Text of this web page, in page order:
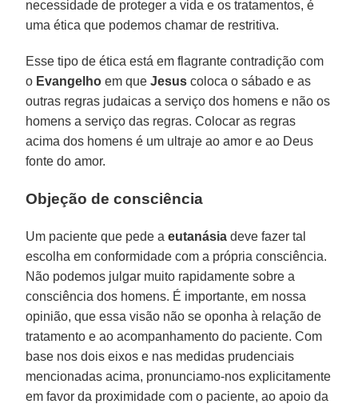
necessidade de proteger a vida e os tratamentos, é
uma ética que podemos chamar de restritiva.
Esse tipo de ética está em flagrante contradição com
o Evangelho em queJesus coloca o sábado e as
outras regras judaicas a serviço dos homens e não os
homens a serviço das regras. Colocar as regras
acima dos homens é um ultraje ao amor e ao Deus
fonte do amor.
Objeção de consciência
Um paciente que pede aeutanásia deve fazer tal
escolha em conformidade com a própria consciência.
Não podemos julgar muito rapidamente sobre a
consciência dos homens. É importante, em nossa
opinião, que essa visão não se oponha à relação de
tratamento e ao acompanhamento do paciente. Com
base nos dois eixos e nas medidas prudenciais
mencionadas acima, pronunciamo-nos explicitamente
em favor da proximidade com o paciente, ao apoio da